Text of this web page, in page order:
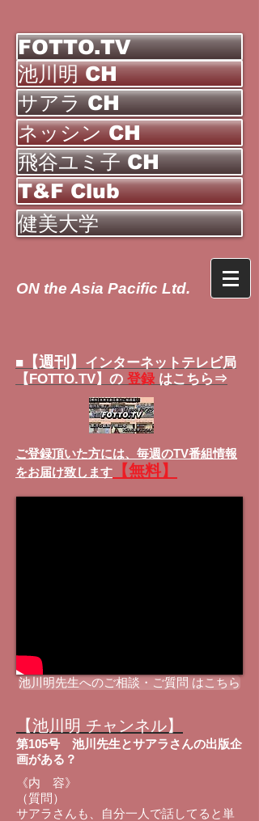
FOTTO.TV
池川明 CH
サアラ CH
ネッシン CH
飛谷ユミ子 CH
T&F Club
健美大学
ON the Asia Pacific Ltd.
■ 【週刊】
インターネットテレビ局
【FOTTO.TV】の 登録 はこちら⇒
ご登録頂いた方には、 毎週のTV番組情報
をお届け致します
【無料】
池川明先生へのご相談・ご質問 はこちら
【池川明 チャンネル】
第105号 池川先生とサアラさんの出版企
画がある？
《内 容》
（質問）
サアラさんも、自分一人で話してると単